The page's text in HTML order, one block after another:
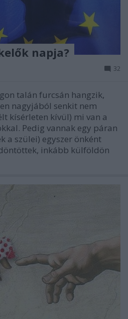
napja?
32
talán furcsán hangzik,
nagyjából senkit nem
kísérleten kívül) mi van a
Pedig vannak egy páran
a szülei) egyszer önként
inkább külföldön